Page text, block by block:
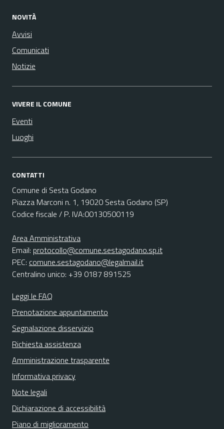
NOVITÀ
Avvisi
Comunicati
Notizie
VIVERE IL COMUNE
Eventi
Luoghi
CONTATTI
Comune di Sesta Godano
Piazza Marconi n. 1, 19020 Sesta Godano (SP)
Codice fiscale / P. IVA:00130500119
Area Amministrativa
Email: protocollo@comune.sestagodano.sp.it
PEC: comune.sestagodano@legalmail.it
Centralino unico: +39 0187 891525
Leggi le FAQ
Prenotazione appuntamento
Segnalazione disservizio
Richiesta assistenza
Amministrazione trasparente
Informativa privacy
Note legali
Dichiarazione di accessibilità
Piano di miglioramento